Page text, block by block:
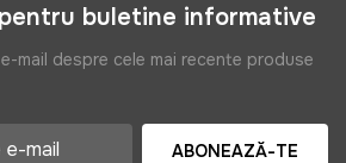
buletine informative
mail despre cele mai recente produse
ABONEAZĂ-TE